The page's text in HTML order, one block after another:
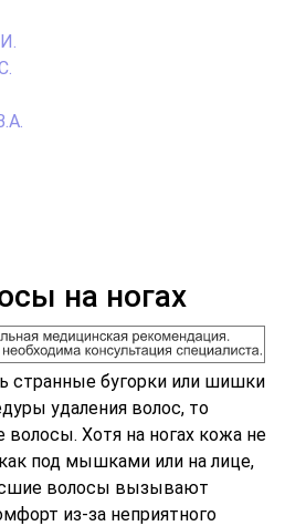
на ногах
странные бугорки или шишки
удаления волос, то
Хотя на ногах кожа не
под мышками или на лице,
волосы вызывают
из-за неприятного